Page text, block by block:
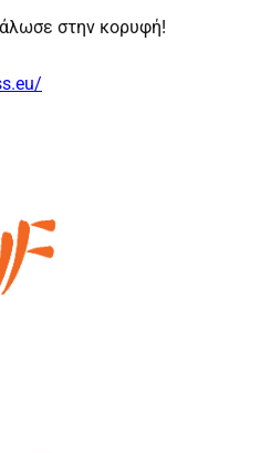
στην κορυφή!